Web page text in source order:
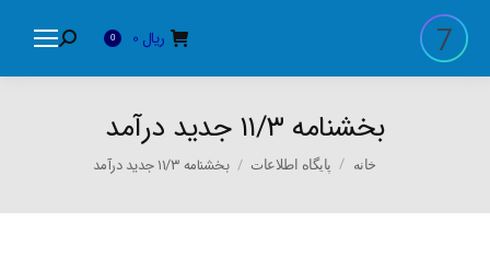
ریال 0
Search:
بخشنامه ۱۱/۳ جدید درآمد
You are here:
خانه پایگاه اطلاعات بخشنامه ۱۱/۳ جدید درآمد